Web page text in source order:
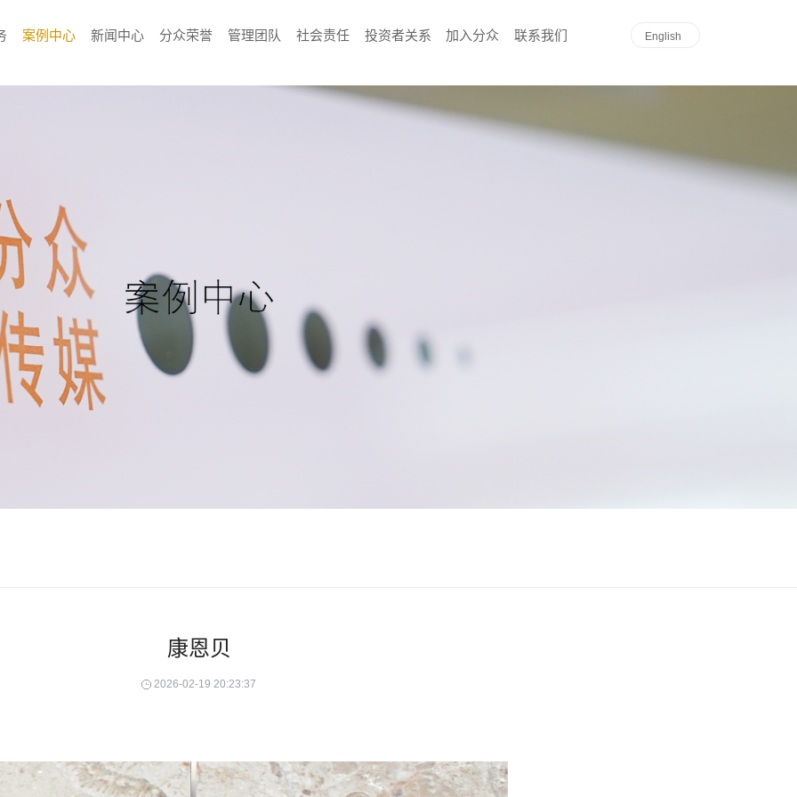
English
案例中心 新闻中心 分众荣誉 管理团队 社会责任 投资者关系 加入分众 联系我们
康恩贝
2026-02-19 20:23:37